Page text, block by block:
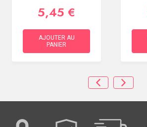
5,45 €
AJOUTER AU
PANIER